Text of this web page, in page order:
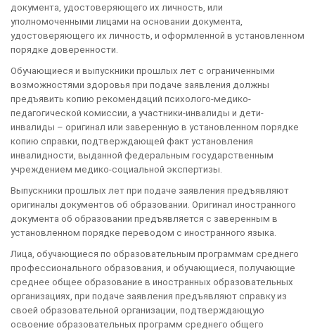
документа, удостоверяющего их личность, или
уполномоченными лицами на основании документа,
удостоверяющего их личность, и оформленной в установленном
порядке доверенности.
Обучающиеся и выпускники прошлых лет с ограниченными
возможностями здоровья при подаче заявления должны
предъявить копию рекомендаций психолого-медико-
педагогической комиссии, а участники-инвалиды и дети-
инвалиды – оригинал или заверенную в установленном порядке
копию справки, подтверждающей факт установления
инвалидности, выданной федеральным государственным
учреждением медико-социальной экспертизы.
Выпускники прошлых лет при подаче заявления предъявляют
оригиналы документов об образовании. Оригинал иностранного
документа об образовании предъявляется с заверенным в
установленном порядке переводом с иностранного языка.
Лица, обучающиеся по образовательным программам среднего
профессионального образования, и обучающиеся, получающие
среднее общее образование в иностранных образовательных
организациях, при подаче заявления предъявляют справку из
своей образовательной организации, подтверждающую
освоение образовательных программ среднего общего